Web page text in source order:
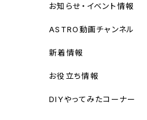
お知らせ・イベント情報
ASTRO動画チャンネル
新着情報
お役立ち情報
DIYやってみたコーナー